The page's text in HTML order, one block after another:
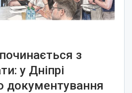
з
у Дніпрі
документування